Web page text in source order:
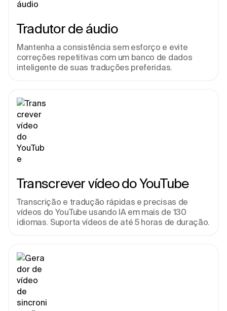
Tradutor de áudio
Mantenha a consistência sem esforço e evite
correções repetitivas com um banco de dados
inteligente de suas traduções preferidas.
Transcrever vídeo do YouTube
Transcrição e tradução rápidas e precisas de
vídeos do YouTube usando IA em mais de 130
idiomas. Suporta vídeos de até 5 horas de duração.